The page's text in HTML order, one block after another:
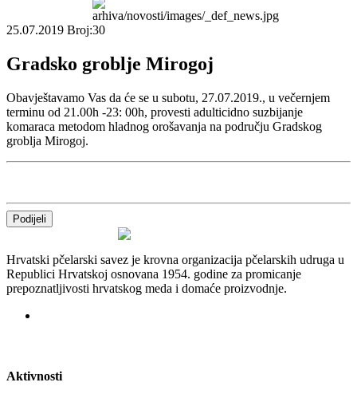
25.07.2019 Broj:30
Gradsko groblje Mirogoj
Obavještavamo Vas da će se u subotu, 27.07.2019., u večernjem
terminu od 21.00h -23: 00h, provesti adulticidno suzbijanje
komaraca metodom hladnog orošavanja na području Gradskog
groblja Mirogoj.
Podijeli
Hrvatski pčelarski savez je krovna organizacija pčelarskih udruga u
Republici Hrvatskoj osnovana 1954. godine za promicanje
prepoznatljivosti hrvatskog meda i domaće proizvodnje.
Aktivnosti